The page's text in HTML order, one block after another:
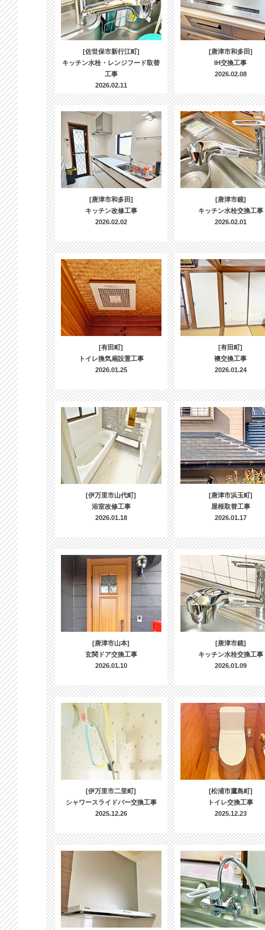
[佐世保市新行江町]
キッチン水栓・レンジフード取替
工事
2026.02.11
[唐津市和多田]
IH交換工事
2026.02.08
[唐津市和多田]
キッチン改修工事
2026.02.02
[唐津市鏡]
キッチン水栓交換工事
2026.02.01
[有田町]
トイレ換気扇設置工事
2026.01.25
[有田町]
襖交換工事
2026.01.24
[伊万里市山代町]
浴室改修工事
2026.01.18
[唐津市浜玉町]
屋根取替工事
2026.01.17
[唐津市山本]
玄関ドア交換工事
2026.01.10
[唐津市鏡]
キッチン水栓交換工事
2026.01.09
[伊万里市二里町]
シャワースライドバー交換工事
2025.12.26
[松浦市鷹島町]
トイレ交換工事
2025.12.23